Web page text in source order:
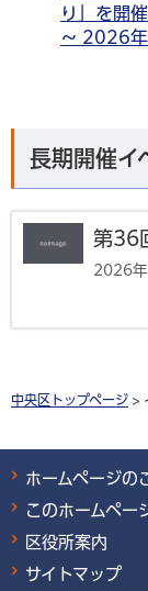
り」を開
～ 2026
長期開催イ
第36
2026
中央区トップページ >
ホームページの
このホームペー
区役所案内
サイトマップ